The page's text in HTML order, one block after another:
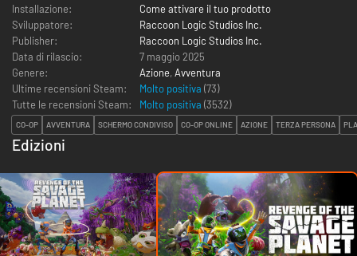
Installazione:
Come attivare il tuo prodotto
Sviluppatore:
Raccoon Logic Studios Inc.
Publisher:
Raccoon Logic Studios Inc.
Data di rilascio:
7 maggio 2025
Genere:
Azione, Avventura
Ultime recensioni Steam:
Molto positiva (73)
Tutte le recensioni Steam:
Molto positiva (3532)
CO-OP AVVENTURA SCHERMO CONDIVISO CO-OP ONLINE AZIONE TERZA PERSONA
Edizioni